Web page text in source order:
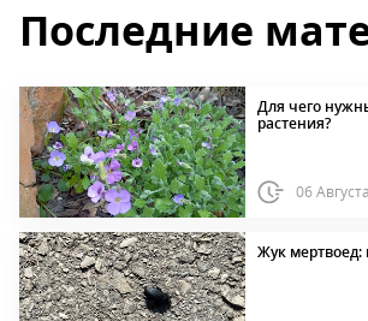
Последние
Для чего
растения?
06
Жук мертвоед: